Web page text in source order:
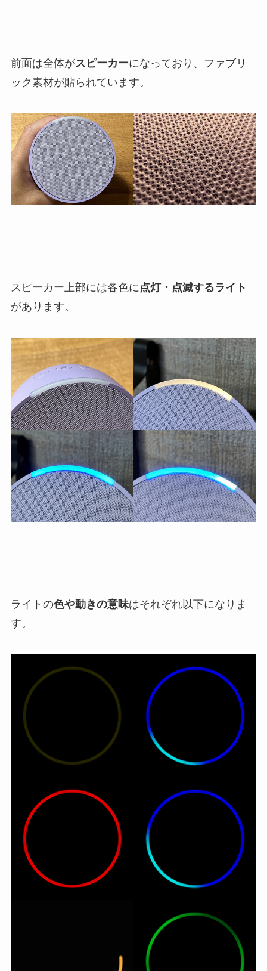
前面は全体がスピーカーになっており、ファブリ
ック素材が貼られています。
スピーカー上部には各色に点灯・点滅するライト
があります。
ライトの色や動きの意味はそれぞれ以下になりま
す。